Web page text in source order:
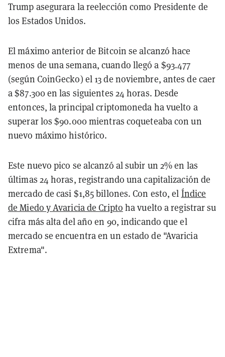
Trump asegurara la reelección como Presidente de
los Estados Unidos.
El máximo anterior de Bitcoin se alcanzó hace
menos de una semana, cuando llegó a $93.477
(según CoinGecko) el 13 de noviembre, antes de caer
a $87.300 en las siguientes 24 horas. Desde
entonces, la principal criptomoneda ha vuelto a
superar los $90.000 mientras coqueteaba con un
nuevo máximo histórico.
Este nuevo pico se alcanzó al subir un 2% en las
últimas 24 horas, registrando una capitalización de
mercado de casi $1,85 billones. Con esto, el Índice
de Miedo y Avaricia de Cripto ha vuelto a registrar su
cifra más alta del año en 90, indicando que el
mercado se encuentra en un estado de "Avaricia
Extrema".